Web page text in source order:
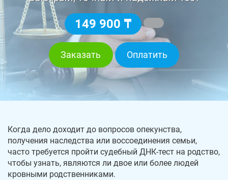
149 900 ₸
Заказать Оплатить
Когда дело доходит до вопросов опекунства,
получения наследства или воссоединения семьи,
часто требуется пройти судебный ДНК-тест на родство,
чтобы узнать, являются ли двое или более людей
кровными родственниками.